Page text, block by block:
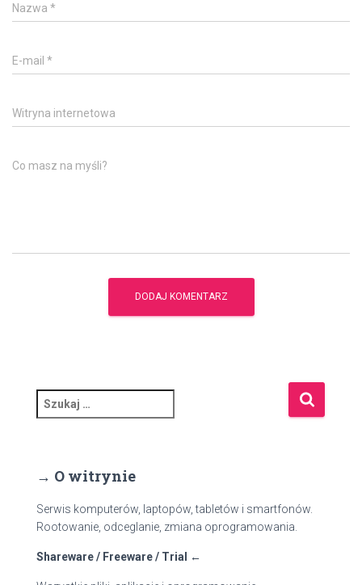
Nazwa *
E-mail *
Witryna internetowa
Co masz na myśli?
z
:
→ O witrynie
Serwis komputerów, laptopów, tabletów i smartfonów.
Rootowanie, odceglanie, zmiana oprogramowania.
Shareware / Freeware / Trial ←